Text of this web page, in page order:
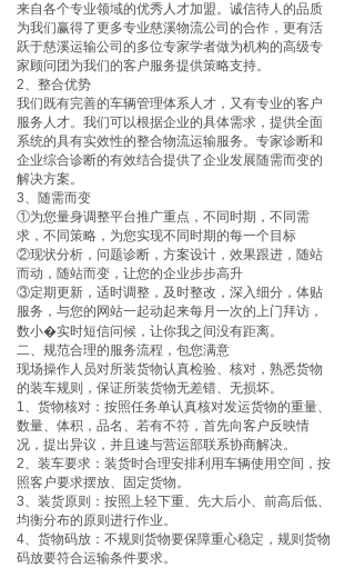
来自各个专业领域的优秀人才加盟。诚信待人的品质
为我们赢得了更多专业慈溪物流公司的合作，更有活
跃于慈溪运输公司的多位专家学者做为机构的高级专
家顾问团为我们的客户服务提供策略支持。
2、整合优势
我们既有完善的车辆管理体系人才，又有专业的客户
服务人才。我们可以根据企业的具体需求，提供全面
系统的具有实效性的整合物流运输服务。专家诊断和
企业综合诊断的有效结合提供了企业发展随需而变的
解决方案。
3、随需而变
①为您量身调整平台推广重点，不同时期，不同需
求，不同策略，为您实现不同时期的每一个目标
②现状分析，问题诊断，方案设计，效果跟进，随站
而动，随站而变，让您的企业步步高升
③定期更新，适时调整，及时整改，深入细分，体贴
服务，与您的网站一起动起来每月一次的上门拜访，
数小�实时短信问候，让你我之间没有距离。
二、规范合理的服务流程，包您满意
现场操作人员对所装货物认真检验、核对，熟悉货物
的装车规则，保证所装货物无差错、无损坏。
1、货物核对：按照任务单认真核对发运货物的重量、
数量、体积，品名、若有不符，首先向客户反映情
况，提出异议，并且速与营运部联系协商解决。
2、装车要求：装货时合理安排利用车辆使用空间，按
照客户要求摆放、固定货物。
3、装货原则：按照上轻下重、先大后小、前高后低、
均衡分布的原则进行作业。
4、货物码放：不规则货物要保障重心稳定，规则货物
码放要符合运输条件要求。